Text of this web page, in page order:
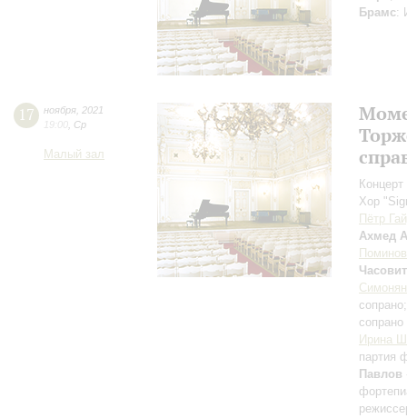
Брамс:
17 ноября 2021
19:00 Ср
Малый зал
Хор
Пётр
Ахмед
сопрано
Ирина
партия
Павлов